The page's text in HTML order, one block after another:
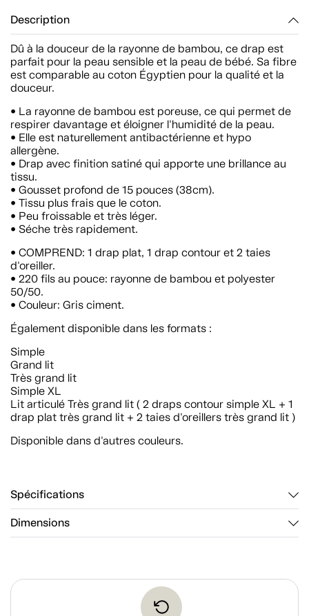
Description
Dû à la douceur de la rayonne de bambou, ce drap est
parfait pour la peau sensible et la peau de bébé. Sa fibre
est comparable au coton Égyptien pour la qualité et la
douceur.
• La rayonne de bambou est poreuse, ce qui permet de
respirer davantage et éloigner l'humidité de la peau.
• Elle est naturellement antibactérienne et hypo
allergène.
• Drap avec finition satiné qui apporte une brillance au
tissu.
• Gousset profond de 15 pouces (38cm).
• Tissu plus frais que le coton.
• Peu froissable et très léger.
• Séche très rapidement.
• COMPREND: 1 drap plat, 1 drap contour et 2 taies
d'oreiller.
• 220 fils au pouce: rayonne de bambou et polyester
50/50.
• Couleur: Gris ciment.
Également disponible dans les formats :
Simple
Grand lit
Très grand lit
Simple XL
Lit articulé Très grand lit ( 2 draps contour simple XL + 1
drap plat très grand lit + 2 taies d'oreillers très grand lit )
Disponible dans d'autres couleurs.
Spécifications
Dimensions